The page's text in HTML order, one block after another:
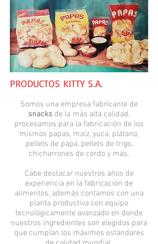
PRODUCTOS KITTY S.A.
Somos una empresa fabricante de
snacks de la más alta calidad,
procesamos para la fabricación de los
mismos papas, maíz, yuca, plátano,
pellets de papa, pellets de trigo,
chicharrones de cerdo y más.
Cabe destacar nuestros años de
experiencia en la fabricación de
alimentos, además contamos con una
planta productiva con equipo
tecnológicamente avanzado en donde
nuestros ingredientes son elegidos para
que cumplan los máximos estándares